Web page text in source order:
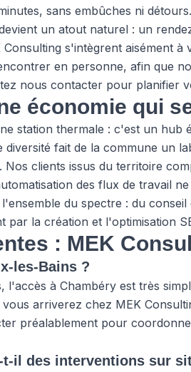
sans embûches ni
un atout naturel : un
s'intègrent aisément
en personne, afin que
nous contacter pour planifier
économie qui
station thermale : c'est un hub
diversité fait de la commune un
Nos clients issus du territoire
des flux de travail
du spectre : du
par la création et l'optimisation
: MEK
les-Bains ?
l'accès à Chambéry est très
arriverez chez MEK
préalablement pour
il des interventions sur